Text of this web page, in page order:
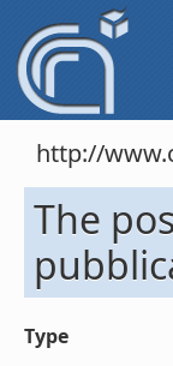
http://
The
Type